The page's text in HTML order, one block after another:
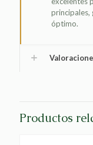
principales,
óptimo.
Productos